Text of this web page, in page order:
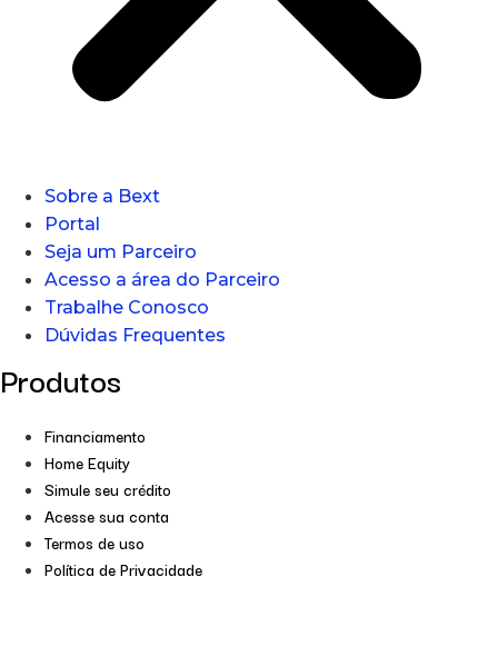
Sobre a Bext
Portal
Seja um Parceiro
Acesso a área do Parceiro
Trabalhe Conosco
Dúvidas Frequentes
Produtos
Financiamento
Home Equity
Simule seu crédito
Acesse sua conta
Termos de uso
Política de Privacidade